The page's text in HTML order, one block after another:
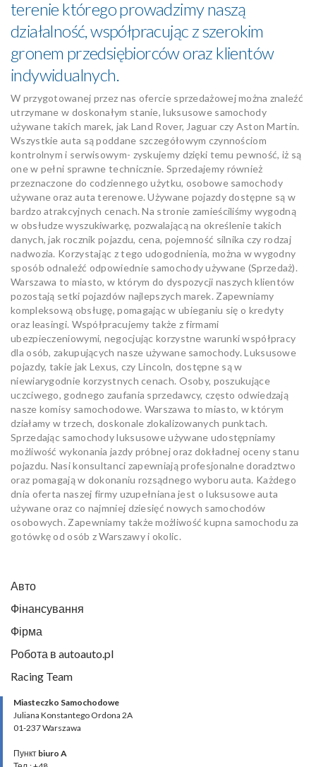
terenie którego prowadzimy naszą
działalność, współpracując z szerokim
gronem przedsiębiorców oraz klientów
indywidualnych.
W przygotowanej przez nas ofercie sprzedażowej można znaleźć
utrzymane w doskonałym stanie, luksusowe samochody
używane takich marek, jak Land Rover, Jaguar czy Aston Martin.
Wszystkie auta są poddane szczegółowym czynnościom
kontrolnym i serwisowym- zyskujemy dzięki temu pewność, iż są
one w pełni sprawne technicznie. Sprzedajemy również
przeznaczone do codziennego użytku, osobowe samochody
używane oraz auta terenowe. Używane pojazdy dostępne są w
bardzo atrakcyjnych cenach. Na stronie zamieściliśmy wygodną
w obsłudze wyszukiwarkę, pozwalającą na określenie takich
danych, jak rocznik pojazdu, cena, pojemność silnika czy rodzaj
nadwozia. Korzystając z tego udogodnienia, można w wygodny
sposób odnaleźć odpowiednie samochody używane (Sprzedaż).
Warszawa to miasto, w którym do dyspozycji naszych klientów
pozostają setki pojazdów najlepszych marek. Zapewniamy
kompleksową obsługę, pomagając w ubieganiu się o kredyty
oraz leasingi. Współpracujemy także z firmami
ubezpieczeniowymi, negocjując korzystne warunki współpracy
dla osób, zakupujących nasze używane samochody. Luksusowe
pojazdy, takie jak Lexus, czy Lincoln, dostępne są w
niewiarygodnie korzystnych cenach. Osoby, poszukujące
uczciwego, godnego zaufania sprzedawcy, często odwiedzają
nasze komisy samochodowe. Warszawa to miasto, w którym
działamy w trzech, doskonale zlokalizowanych punktach.
Sprzedając samochody luksusowe używane udostępniamy
możliwość wykonania jazdy próbnej oraz dokładnej oceny stanu
pojazdu. Nasi konsultanci zapewniają profesjonalne doradztwo
oraz pomagają w dokonaniu rozsądnego wyboru auta. Każdego
dnia oferta naszej firmy uzupełniana jest o luksusowe auta
używane oraz co najmniej dziesięć nowych samochodów
osobowych. Zapewniamy także możliwość kupna samochodu za
gotówkę od osób z Warszawy i okolic.
Авто
Фінансування
Фірма
Робота в autoauto.pl
Racing Team
Miasteczko Samochodowe
Juliana Konstantego Ordona 2A
01-237 Warszawa
Пункт biuro A